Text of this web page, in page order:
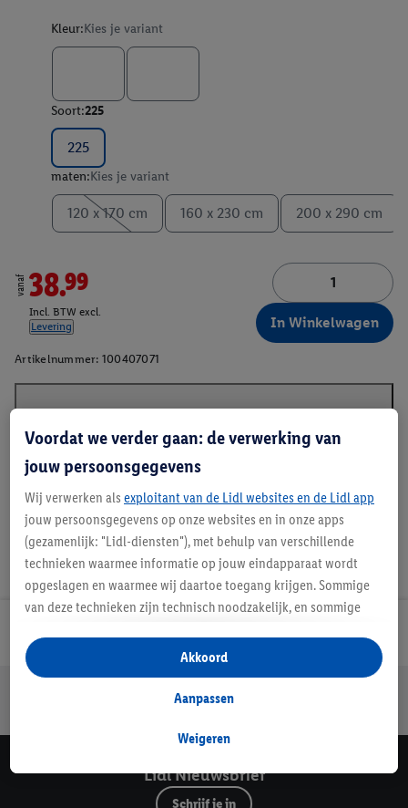
Kleur:Kies je variant
Soort:225
225
maten:Kies je variant
120 x 170 cm 160 x 230 cm 200 x 290 cm
vanaf 38.99
Incl. BTW excl.
Levering
In Winkelwagen
Artikelnummer: 100407071
Veilig winkelen
Lidl Nieuwsbrief
Schrijf je in
Voordat we verder gaan: de verwerking van
jouw persoonsgegevens
Wij verwerken als exploitant van de Lidl websites en de Lidl app
jouw persoonsgegevens op onze websites en in onze apps
(gezamenlijk: "Lidl-diensten"), met behulp van verschillende
technieken waarmee informatie op jouw eindapparaat wordt
opgeslagen en waarmee wij daartoe toegang krijgen. Sommige
van deze technieken zijn technisch noodzakelijk, en sommige
opslaan van voorkeursinstellingen, het verzamelen en
analyseren van statistieken of voor het tonen van
gepersonaliseerde reclame binnen en buiten de Lidl-diensten.
gegevens over jouw aankoopgedrag in de winkel ook voor de
Als je hier toestemming geeft aan ons voor het personaliseren
van reclame en als je vervolgens een Lidl Plus-account
Weigeren
Aanpassen
Akkoord